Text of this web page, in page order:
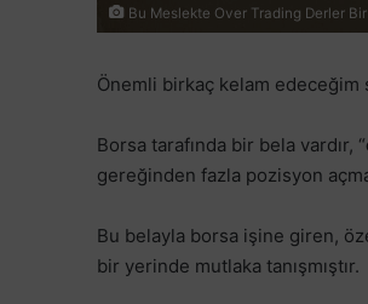
Bu Meslekte Over Trading Derler Bir
Önemli birkaç kelam edeceğim
Borsa tarafında bir bela vardır, “
gereğinden fazla pozisyon
Bu belayla borsa işine giren,
bir yerinde mutlaka tanışmıştır.